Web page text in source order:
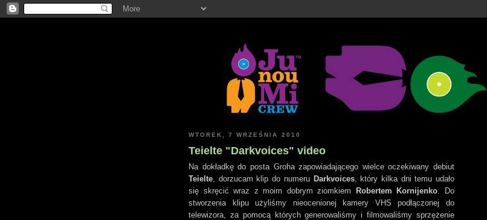
WTOREK, 7 WRZEŚNIA 2010
Teielte "Darkvoices" video
Na dokładkę do posta Groha zapowiadającego wielce oczekiwany debiut
Teielte , dorzucam klip do numeru Darkvoices, który kilka dni temu udało
się skręcić wraz z moim dobrym ziomkiem Robertem Kornijenko . Do
stworzenia klipu użyliśmy nieocenionej kamery VHS podłączonej do
telewizora, za pomocą których generowaliśmy i filmowaliśmy sprzężenie